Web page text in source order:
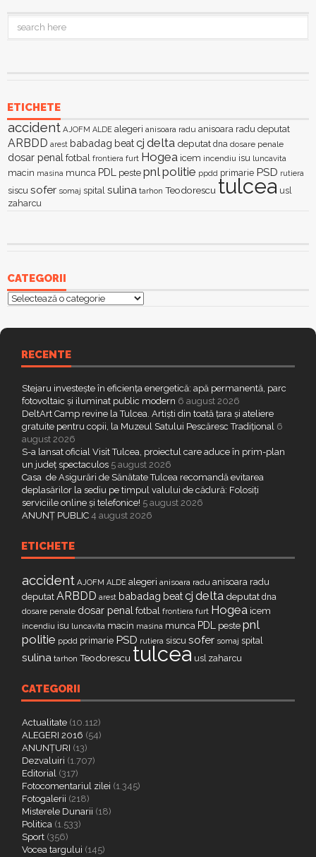
ETICHETE
accident AJOFM ALDE alegeri anisoara radu anisoara radu deputat
ARBDD arest babadag beatcj delta deputat dna dosare penale
dosar penal fotbal frontiera furt Hogea icem incendiu isu luncavita
macin masina munca PDL peste pnlpolitie ppdd primarie PSD rutiera
siscu sofer somaj spital sulina tarhon Teodorescu tulcea usl
zaharcu
CATEGORII
Categorii
RECENTE
Stejaru investește în eficiența energetică: apă permanentă, parc
fotovoltaic și iluminat public modern 6 august 2026
DeltArt Camp revine la Tulcea. Artiști din toată țara și ateliere
gratuite pentru copii, la Muzeul Satului Pescăresc Tradițional 6
august 2026
S-a lansat oficial Visit Tulcea, proiectul care aduce în prim-plan
un județ spectaculos 5 august 2026
Casa de Asigurări de Sănătate Tulcea recomandă evitarea
deplasărilor la sediu pe timpul valului de cădură: Folosiți
serviciile online și telefonice! 5 august 2026
ANUNȚ PUBLIC 4 august 2026
ETICHETE
accident AJOFM ALDE alegeri anisoara radu anisoara radu
deputat ARBDD arest babadag beatcj delta deputat dna
dosare penale dosar penal fotbal frontiera furt Hogea icem
incendiu isu luncavita macin masina munca PDL peste pnl
politie ppdd primarie PSD rutiera siscu sofer somaj spital
sulina tarhon Teodorescu tulcea usl zaharcu
CATEGORII
Actualitate (10.112)
ALEGERI 2016 (54)
ANUNȚURI (13)
Dezvaluiri (1.707)
Editorial (317)
Fotocomentariul zilei (1.345)
Fotogalerii (218)
Misterele Dunarii (18)
Politica (1.533)
Sport (356)
Vocea targului (145)